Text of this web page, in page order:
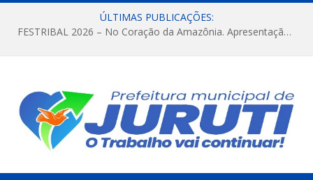
ÚLTIMAS PUBLICAÇÕES:
FESTRIBAL 2026 – No Coração da Amazônia. Apresentação da Munduruku.